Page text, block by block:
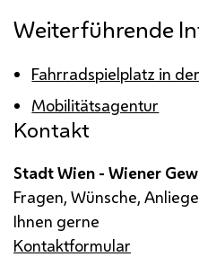
Weiterführende
Fahrradspielplatz in
Mobilitätsagentur
Kontakt
Stadt Wien - Wiener
Fragen, Wünsche,
Ihnen gerne
Kontaktformular